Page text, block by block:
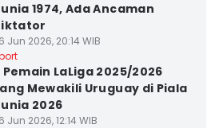
1974, Ada Ancaman
Jun 2026, 20:14 WIB
Pemain LaLiga 2025/2026
Mewakili Uruguay di Piala
2026
Jun 2026, 12:14 WIB